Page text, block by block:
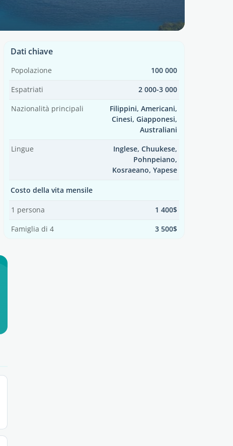
Dati chiave
Popolazione 100 000
Espatriati 2 000-3 000
Nazionalità principali
Filippini, Americani,
Cinesi, Giapponesi,
Australiani
Lingue
Inglese, Chuukese,
Pohnpeiano,
Kosraeano, Yapese
Costo della vita mensile
1 persona 1 400$
Famiglia di 4 3 500$